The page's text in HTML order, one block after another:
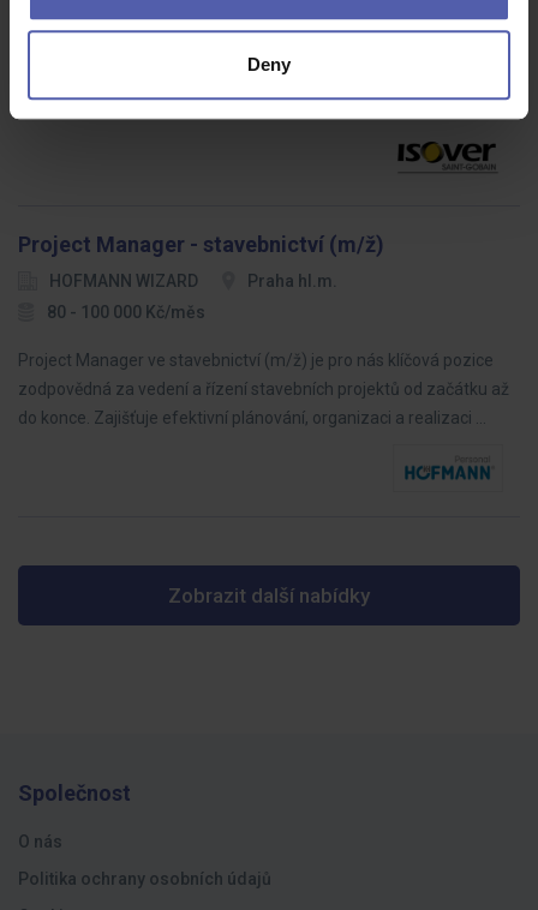
Deny
zařízenízodpovědnost za bezpečnost provozu elektrických
zařízeníběžná elektroúdržba areálu v provozech a kancelářích
Project Manager - stavebnictví (m/ž)
HOFMANN WIZARD
Praha hl.m.
80 - 100 000 Kč/měs
Project Manager ve stavebnictví (m/ž) je pro nás klíčová pozice
zodpovědná za vedení a řízení stavebních projektů od začátku až
do konce. Zajišťuje efektivní plánování, organizaci a realizaci …
Zobrazit další nabídky
Společnost
O nás
Politika ochrany osobních údajů